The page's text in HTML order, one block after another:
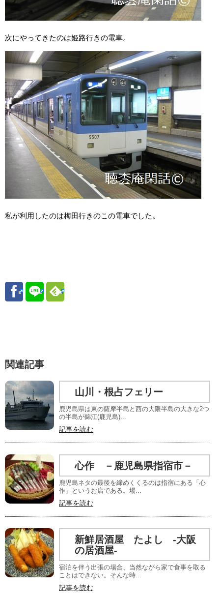
次にやってきたのは姫路行きの電車。
私が利用したのは梅田行きのこの電車でした。
関連記事
山川・根占フェリー
鹿児島県は東の薩摩半島と西の大隈半島の大きな2つ
の半島が錦江(鹿児島)...
記事を読む
心作 －鹿児島県指宿市－
鹿児島ネタの最後を締めくくるのは指宿にある「心
作」というお店である。場...
記事を読む
新鮮居酒屋 たよし -大阪
の居酒屋-
宿泊を伴う出張の場合、当然ながら家で食事を取る
ことはできない。そんな時...
記事を読む